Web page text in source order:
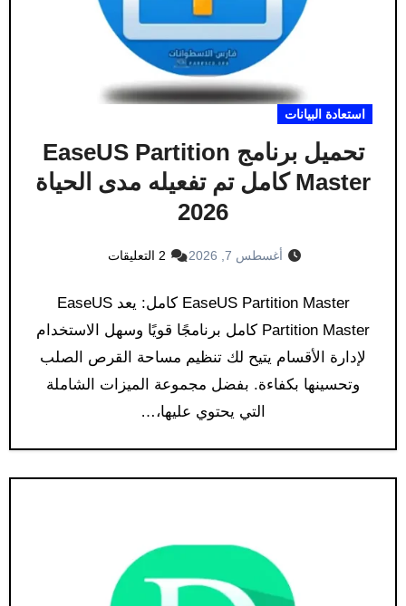
استعادة البيانات
تحميل برنامج EaseUS Partition
Master كامل​ تم تفعيله مدى الحياة
2026
أغسطس 7, 2026 2 التعليقات
EaseUS Partition Master كامل: يعد EaseUS
Partition Master كامل​ برنامجًا قويًا وسهل الاستخدام
لإدارة الأقسام يتيح لك تنظيم مساحة القرص الصلب
وتحسينها بكفاءة. بفضل مجموعة الميزات الشاملة
التي يحتوي عليها،…